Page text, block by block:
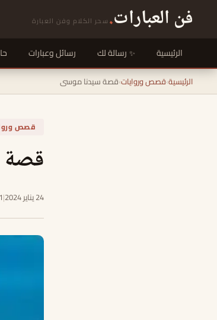
فن العبارات. سحر الكلام وفن العبارة
الرئيسية رسالة لك رسائل وعبارات
الرئيسية›قصص وروايات›قصة سيدنا موسى
قصص
قصة
24 يناير 2024 |1 دقائق للقراءة